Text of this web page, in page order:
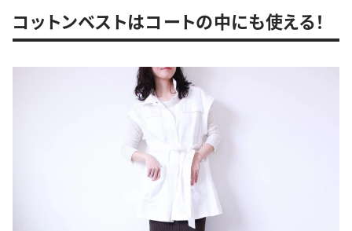
コットンベストはコートの中にも使える！